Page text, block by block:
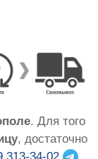
. Для того
, достаточно
313-34-02